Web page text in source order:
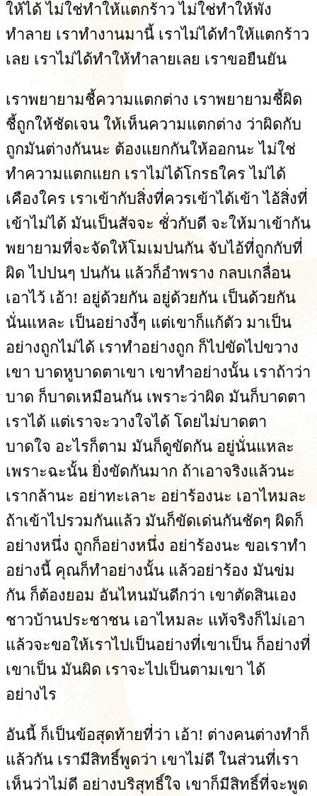
ให้ได้ ไม่ใช่ทำให้แตกร้าว ไม่ใช่ทำให้พัง
ทำลาย เราทำงานมานี้ เราไม่ได้ทำให้แตกร้าว
เลย เราไม่ได้ทำให้ทำลายเลย เราขอยืนยัน
เราพยายามชี้ความแตกต่าง เราพยายามชี้ผิด
ชี้ถูกให้ชัดเจน ให้เห็นความแตกต่าง ว่าผิดกับ
ถูกมันต่างกันนะ ต้องแยกกันให้ออกนะ ไม่ใช่
ทำความแตกแยก เราไม่ได้โกรธใคร ไม่ได้
เคืองใคร เราเข้ากับสิ่งที่ควรเข้าได้เข้า ไอ้สิ่งที่
เข้าไม่ได้ มันเป็นสัจจะ ชั่วกับดี จะให้มาเข้ากัน
พยายามที่จะจัดให้โมเมปนกัน จับไอ้ที่ถูกกับที่
ผิด ไปปนๆ ปนกัน แล้วก็อำพราง กลบเกลื่อน
เอาไว้ เอ้า! อยู่ด้วยกัน อยู่ด้วยกัน เป็นด้วยกัน
นั่นแหละ เป็นอย่างงี้ๆ แต่เขาก็แก้ตัว มาเป็น
อย่างถูกไม่ได้ เราทำอย่างถูก ก็ไปขัดไปขวาง
เขา บาดหูบาดตาเขา เขาทำอย่างนั้น เราถ้าว่า
บาด ก็บาดเหมือนกัน เพราะว่าผิด มันก็บาดตา
เราได้ แต่เราจะวางใจได้ โดยไม่บาดตา
บาดใจ อะไรก็ตาม มันก็ดูขัดกัน อยู่นั่นแหละ
เพราะฉะนั้น ยิ่งขัดกันมาก ถ้าเอาจริงแล้วนะ
เรากล้านะ อย่าทะเลาะ อย่าร้องนะ เอาไหมละ
ถ้าเข้าไปรวมกันแล้ว มันก็ขัดเด่นกันชัดๆ ผิดก็
อย่างหนึ่ง ถูกก็อย่างหนึ่ง อย่าร้องนะ ขอเราทำ
อย่างนี้ คุณก็ทำอย่างนั้น แล้วอย่าร้อง มันข่ม
กัน ก็ต้องยอม อันไหนมันดีกว่า เขาตัดสินเอง
ชาวบ้านประชาชน เอาไหมละ แท้จริงก็ไม่เอา
แล้วจะขอให้เราไปเป็นอย่างที่เขาเป็น ก็อย่างที่
เขาเป็น มันผิด เราจะไปเป็นตามเขา ได้
อย่างไร
อันนี้ ก็เป็นข้อสุดท้ายที่ว่า เอ้า! ต่างคนต่างทำก็
แล้วกัน เรามีสิทธิ์พูดว่า เขาไม่ดี ในส่วนที่เรา
เห็นว่าไม่ดี อย่างบริสุทธิ์ใจ เขาก็มีสิทธิ์ที่จะพูด